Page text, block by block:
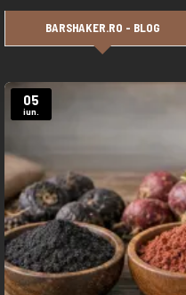
BARSHAKER.RO - BLOG
05
iun.